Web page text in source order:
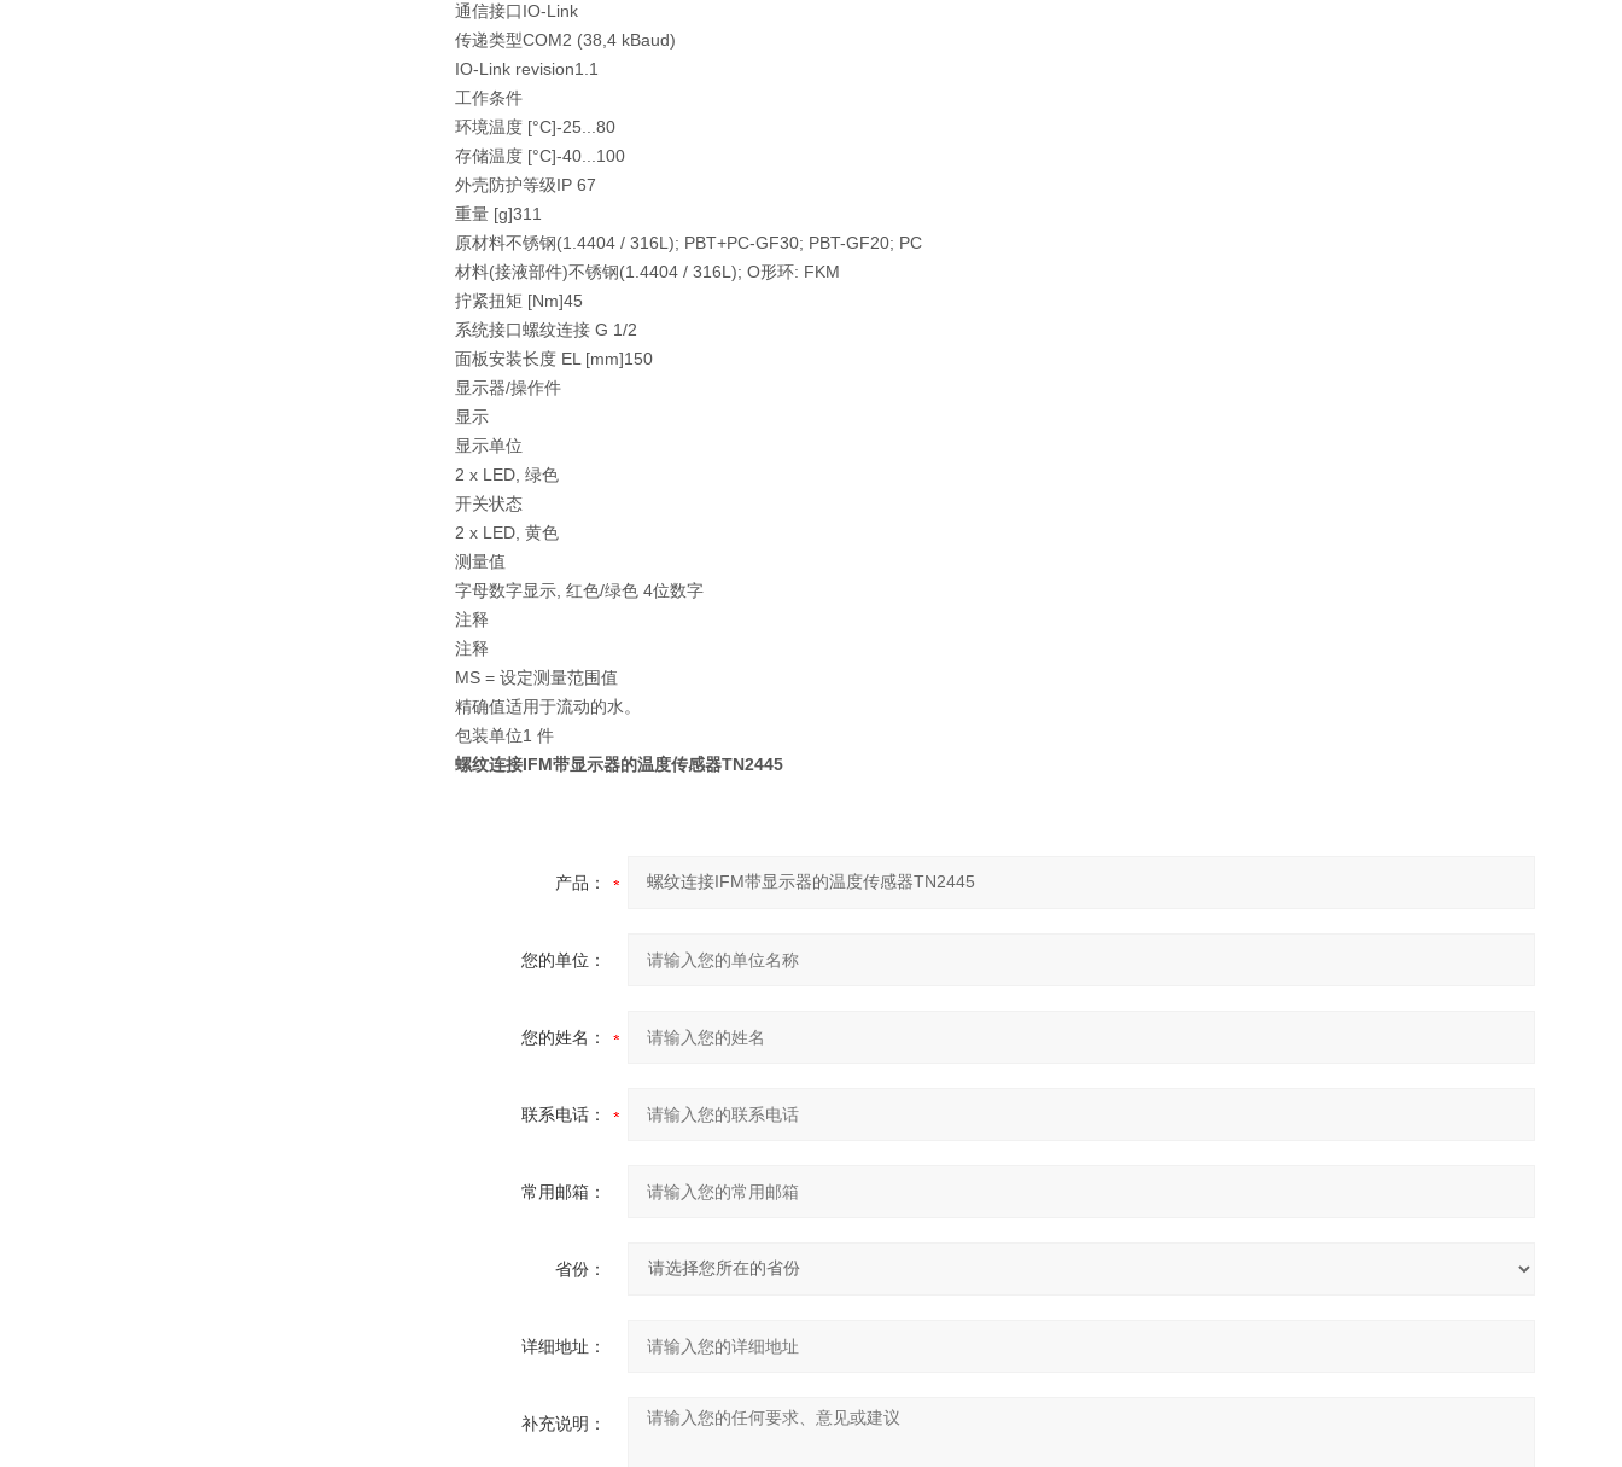
通信接口IO-Link
传递类型COM2 (38,4 kBaud)
IO-Link revision1.1
工作条件
环境温度 [°C]-25...80
存储温度 [°C]-40...100
外壳防护等级IP 67
重量 [g]311
原材料不锈钢(1.4404 / 316L); PBT+PC-GF30; PBT-GF20; PC
材料(接液部件)不锈钢(1.4404 / 316L); O形环: FKM
拧紧扭矩 [Nm]45
系统接口螺纹连接 G 1/2
面板安装长度 EL [mm]150
显示器/操作件
显示
显示单位
2 x LED, 绿色
开关状态
2 x LED, 黄色
测量值
字母数字显示, 红色/绿色 4位数字
注释
注释
MS = 设定测量范围值
精确值适用于流动的水。
包装单位1 件
螺纹连接IFM带显示器的温度传感器TN2445
产品：
您的单位：
您的姓名：
联系电话：
常用邮箱：
省份：
详细地址：
补充说明：